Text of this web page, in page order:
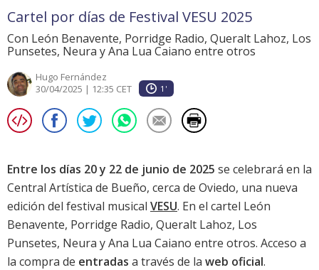
Cartel por días de Festival VESU 2025
Con León Benavente, Porridge Radio, Queralt Lahoz, Los
Punsetes, Neura y Ana Lua Caiano entre otros
Hugo Fernández
30/04/2025 | 12:35 CET
1'
Entre los días 20 y 22 de junio de 2025 se celebrará en la
Central Artística de Bueño, cerca de Oviedo, una nueva
edición del festival musical VESU. En el cartel León
Benavente, Porridge Radio, Queralt Lahoz, Los
Punsetes, Neura y Ana Lua Caiano entre otros. Acceso a
la compra de entradas a través de la web oficial.